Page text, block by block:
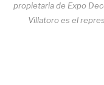
propietaria de Expo
Villatoro es el